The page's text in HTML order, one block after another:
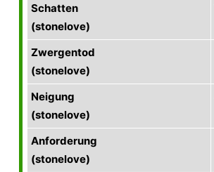
Schatten
(stonelove)
Zwergentod
(stonelove)
Neigung
(stonelove)
Anforderung
(stonelove)